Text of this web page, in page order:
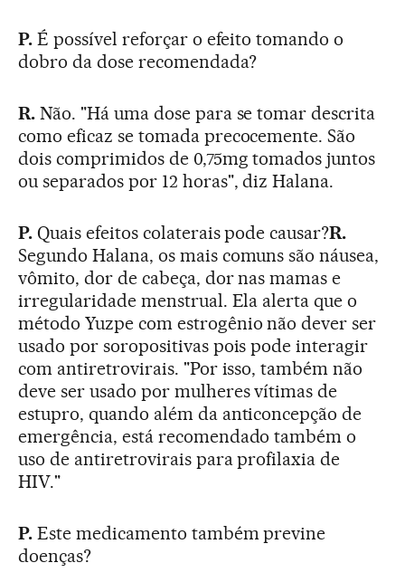
P.É possível reforçar o efeito tomando o
dobro da dose recomendada?
R.Não. "Há uma dose para se tomar descrita
como eficaz se tomada precocemente. São
dois comprimidos de 0,75mg tomados juntos
ou separados por 12 horas", diz Halana.
P.Quais efeitos colaterais pode causar?R.
Segundo Halana, os mais comuns são náusea,
vômito, dor de cabeça, dor nas mamas e
irregularidade menstrual. Ela alerta que o
método Yuzpe com estrogênio não dever ser
usado por soropositivas pois pode interagir
com antiretrovirais. "Por isso, também não
deve ser usado por mulheres vítimas de
estupro, quando além da anticoncepção de
emergência, está recomendado também o
uso de antiretrovirais para profilaxia de
HIV."
P.Este medicamento também previne
doenças?